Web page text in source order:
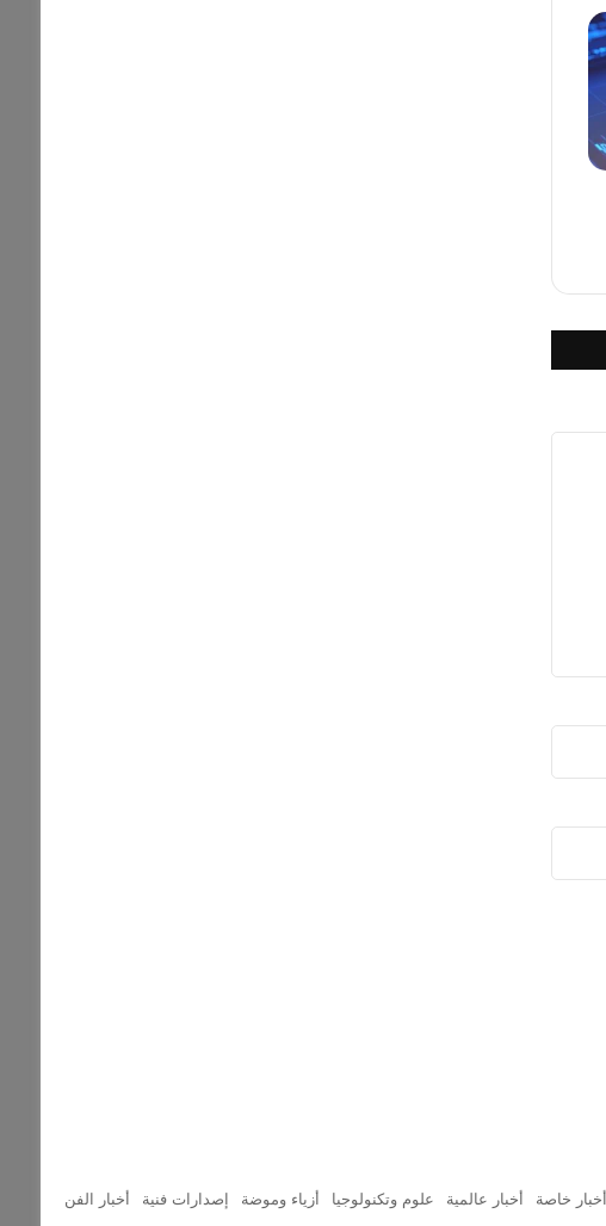
أخبار خاصة أخبار عالمية علوم وتكنولوجيا أزياء وموضة إصدارات فنية أخبار الفن